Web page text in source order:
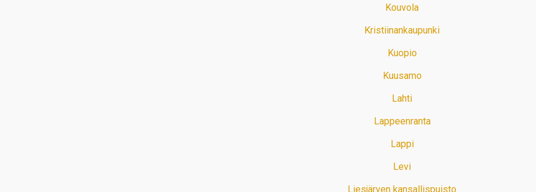
Kouvola
Kristiinankaupunki
Kuopio
Kuusamo
Lahti
Lappeenranta
Lappi
Levi
Liesjärven kansallispuisto